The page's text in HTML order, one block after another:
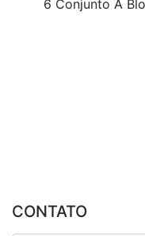
6 Conjunto A
CONTATO